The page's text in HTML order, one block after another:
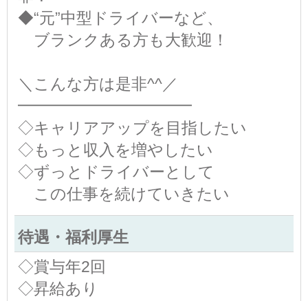
◆“元”中型ドライバーなど、
ブランクある方も大歓迎！
＼こんな方は是非^^／
━━━━━━━━━━━
◇キャリアアップを目指したい
◇もっと収入を増やしたい
◇ずっとドライバーとして
この仕事を続けていきたい
待遇・福利厚生
◇賞与年2回
◇昇給あり